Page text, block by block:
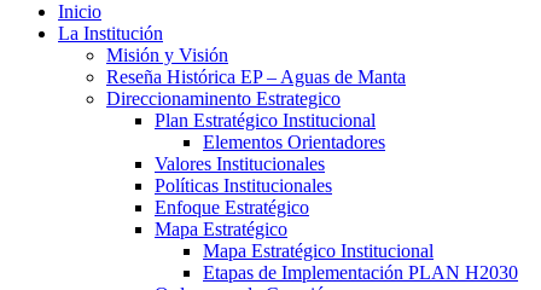
Inicio
La Institución
Misión y Visión
Reseña Histórica EP – Aguas de Manta
Direccionaminento Estrategico
Plan Estratégico Institucional
Elementos Orientadores
Valores Institucionales
Políticas Institucionales
Enfoque Estratégico
Mapa Estratégico
Mapa Estratégico Institucional
Etapas de Implementación PLAN H2030